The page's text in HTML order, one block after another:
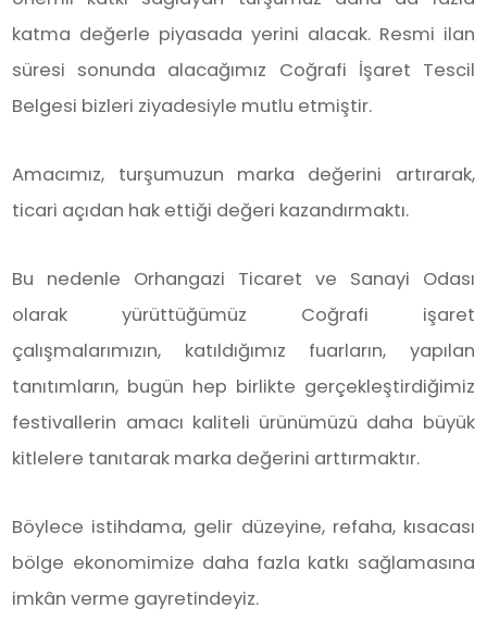
katma değerle piyasada yerini alacak. Resmi ilan
süresi sonunda alacağımız Coğrafi İşaret Tescil
Belgesi bizleri ziyadesiyle mutlu etmiştir.
Amacımız, turşumuzun marka değerini artırarak,
ticari açıdan hak ettiği değeri kazandırmaktı.
Bu nedenle Orhangazi Ticaret ve Sanayi Odası
olarak yürüttüğümüz Coğrafi işaret
çalışmalarımızın, katıldığımız fuarların, yapılan
tanıtımların, bugün hep birlikte gerçekleştirdiğimiz
festivallerin amacı kaliteli ürünümüzü daha büyük
kitlelere tanıtarak marka değerini arttırmaktır.
Böylece istihdama, gelir düzeyine, refaha, kısacası
bölge ekonomimize daha fazla katkı sağlamasına
imkân verme gayretindeyiz.